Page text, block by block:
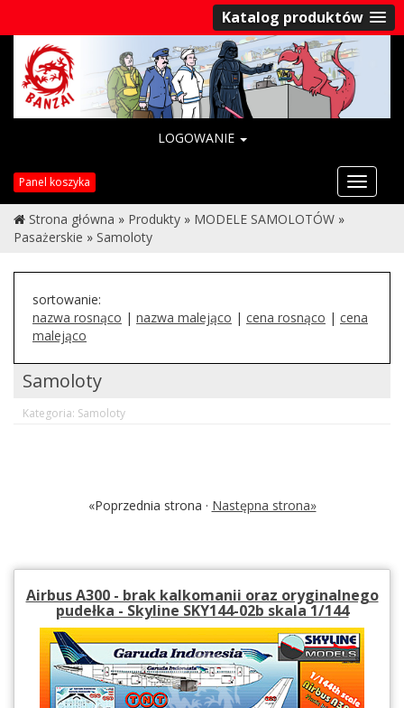
Katalog produktów
LOGOWANIE
Panel koszyka
Strona główna » Produkty » MODELE SAMOLOTÓW »
Pasażerskie » Samoloty
sortowanie:
nazwa rosnąco | nazwa malejąco | cena rosnąco | cena
malejąco
Samoloty
Kategoria: Samoloty
«Poprzednia strona · Następna strona»
Airbus A300 - brak kalkomanii oraz oryginalnego
pudełka - Skyline SKY144-02b skala 1/144